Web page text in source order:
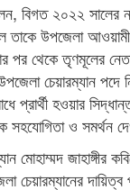
বিগত ২০২২ সালের
তাকে উপজেলা
পর থেকে তৃণমূলের
চেয়ারম্যান পদে
প্রার্থী হওয়ার
সহযোগিতা ও সমর্থন
মোহাম্মদ জাহাঙ্গীর
চেয়ারম্যানের